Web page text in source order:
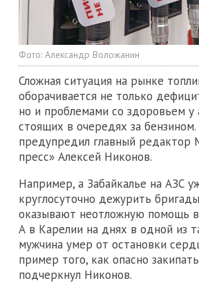
Фото: Александр Воложанин
Сложная ситуация на рынке
оборачивается не только
но и проблемами со здоровьем у
стоящих в очередях за
предупредил главный редактор
пресс» Алексей Никонов.
Например, а Забайкалье на АЗС
круглосуточно дежурить
оказывают неотложную помощь
А в Карелии на днях в одной из
мужчина умер от остановки
пример того, как опасно
подчеркнул Никонов.